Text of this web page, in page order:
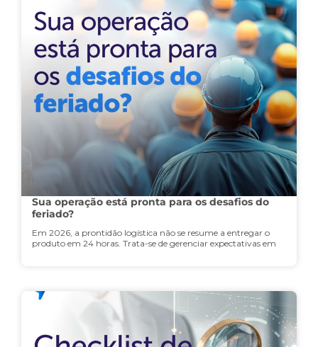
Sua operação está pronta para os desafios do
feriado?
Em 2026, a prontidão logística não se resume a entregar o
produto em 24 horas. Trata-se de gerenciar expectativas em